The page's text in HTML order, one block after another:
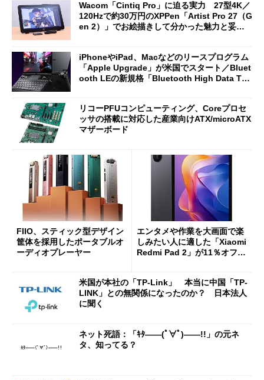
Wacom「Cintiq Pro」に迫る実力 27型4K／
120Hzで約30万円のXPPen「Artist Pro 27（G
en 2）」でお絵描きして分かった魅力と妥協
iPhoneやiPad、Macなどのリースプログラム
「Apple Upgrade」が米国でスタート／Bluet
ooth LEの新規格「Bluetooth High Data Thr
リコーPFUコンピューティング、Coreプロセ
ッサの搭載に対応した産業向けATX/microATX
マザーボード
FIIO、スティック型デザイン
筐体を採用したポータブルオ
ーディオプレーヤー
エンタメや作業を大画面で楽
しみたい人に適した「Xiaomi
Redmi Pad 2」が11％オフの
米国が本社の「TP-Link」 本当に中国「TP-
LINK」との無関係になったのか？ 日本法人
に聞く
ネット死語：「ｷﾀ――(ﾟ∀ﾟ)――!!」の元ネ
タ、知ってる？